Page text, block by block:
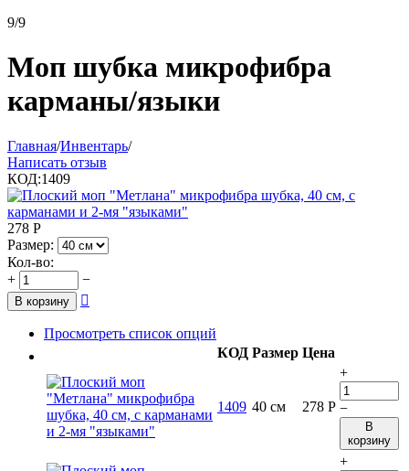
9/9
Моп шубка микрофибра
карманы/языки
Главная/Инвентарь/
Написать отзыв
КОД:1409
278 Р
Размер:
Кол-во:
+
−
В корзину 
Просмотреть список опций
КОД Размер Цена
1409 40 см 278 Р
+
−
В
корзину
+